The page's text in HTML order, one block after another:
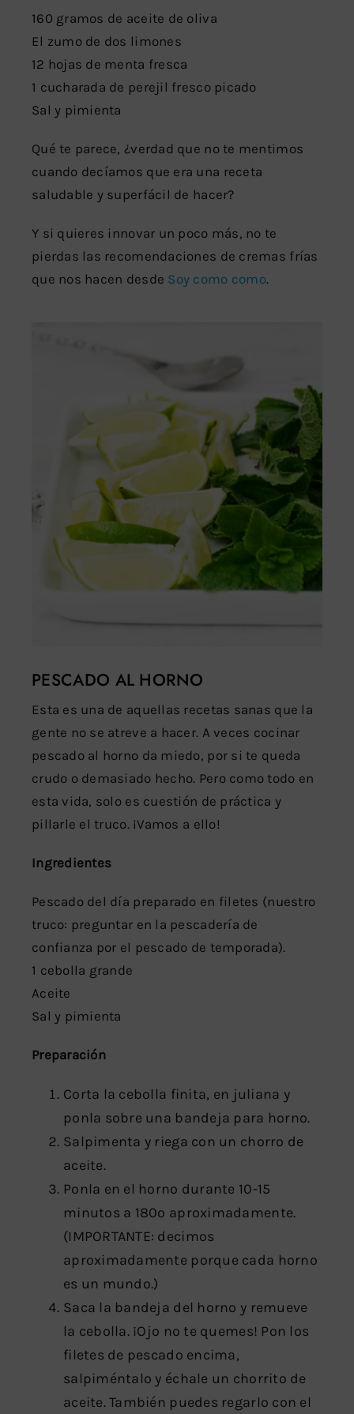
160 gramos de aceite de oliva
El zumo de dos limones
12 hojas de menta fresca
1 cucharada de perejil fresco picado
Sal y pimienta
Qué te parece, ¿verdad que no te mentimos
cuando decíamos que era una receta
saludable y superfácil de hacer?
Y si quieres innovar un poco más, no te
pierdas las recomendaciones de cremas frías
que nos hacen desde Soy como como.
PESCADO AL HORNO
Esta es una de aquellas recetas sanas que la
gente no se atreve a hacer. A veces cocinar
pescado al horno da miedo, por si te queda
crudo o demasiado hecho. Pero como todo en
esta vida, solo es cuestión de práctica y
pillarle el truco. ¡Vamos a ello!
Ingredientes
Pescado del día preparado en filetes (nuestro
truco: preguntar en la pescadería de
confianza por el pescado de temporada).
1 cebolla grande
Aceite
Sal y pimienta
Preparación
Corta la cebolla finita, en juliana y
ponla sobre una bandeja para horno.
Salpimenta y riega con un chorro de
aceite.
Ponla en el horno durante 10-15
minutos a 180º aproximadamente.
(IMPORTANTE: decimos
aproximadamente porque cada horno
es un mundo.)
Saca la bandeja del horno y remueve
la cebolla. ¡Ojo no te quemes! Pon los
filetes de pescado encima,
salpiméntalo y échale un chorrito de
aceite. También puedes regarlo con el